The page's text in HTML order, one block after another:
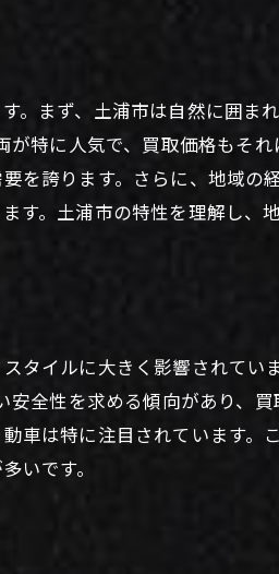
の相関
の策定
定方法
サーチ術
テップ
書類一覧
買取業者の選び方
ポイント
るための対策
買取を成功させる方法
まず、土浦市は自然に囲ま
特に人気で、買取価格もそ
を誇ります。さらに、地域の
。土浦市の特性を理解し、
タイルに大きく影響されてい
全性を求める傾向があり、
は特に注目されています。
いです。